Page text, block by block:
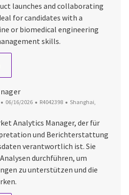
launches and collaborating
for candidates with a
or biomedical engineering
skills.
Manager - CVUS
Datum der Veröffentlichung
06/16/2026 Job-ID
R4042398 Ort
Shanghai,
Analytics Manager, der für
und Berichterstattung
verantwortlich ist. Sie
durchführen, um
zu unterstützen und die